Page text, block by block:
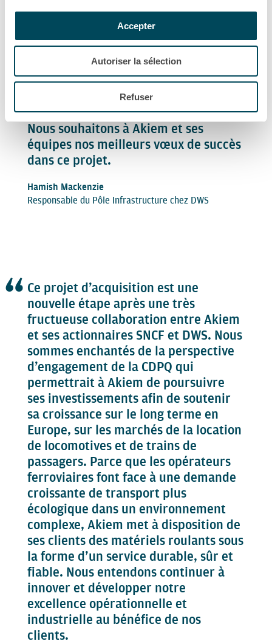
Accepter
Autoriser la sélection
Refuser
notre investissement, est le reflet de
la qualité de son équipe de direction
et de leur track record sans égal dans
le marché européen de la location de
locomotives, et de la qualité de notre
partenariat de long terme avec SNCF.
Nous souhaitons à Akiem et ses
équipes nos meilleurs vœux de succès
dans ce projet.
Hamish Mackenzie
Responsable du Pôle Infrastructure chez DWS
Ce projet d’acquisition est une
nouvelle étape après une très
fructueuse collaboration entre Akiem
et ses actionnaires SNCF et DWS. Nous
sommes enchantés de la perspective
d’engagement de la CDPQ qui
permettrait à Akiem de poursuivre
ses investissements afin de soutenir
sa croissance sur le long terme en
Europe, sur les marchés de la location
de locomotives et de trains de
passagers. Parce que les opérateurs
ferroviaires font face à une demande
croissante de transport plus
écologique dans un environnement
complexe, Akiem met à disposition de
ses clients des matériels roulants sous
la forme d’un service durable, sûr et
fiable. Nous entendons continuer à
innover et développer notre
excellence opérationnelle et
industrielle au bénéfice de nos
clients.